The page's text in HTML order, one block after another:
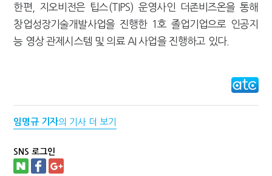
한편, 지오비전은 팁스(TIPS) 운영사인 더존비즈온을 통해
창업성장기술개발사업을 진행한 1호 졸업기업으로 인공지
능 영상 관제시스템 및 의료 AI 사업을 진행하고 있다.
임명규 기자의 기사 더 보기
SNS 로그인